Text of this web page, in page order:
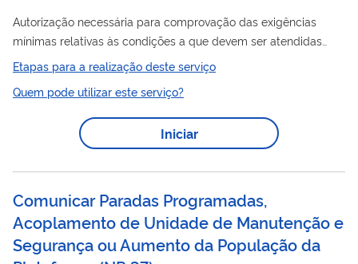
Autorização necessária para comprovação das exigências
mínimas relativas às condições a que devem ser atendidas
pelas sociedades empresárias e pelas não empresárias
(sociedades simples) que requeiram a autorização para fins de
reparoemanutençãode instrumentos de medição
regulamentados, conforme regulamento técnico metrológico
aprovado pela Portaria Inmetro Portaria n.º 65, de 28 de janeiro
empresas dos estados de Goiás, Rio...
Etapas para a realização deste serviço
Quem pode utilizar este serviço?
Iniciar
Comunicar Paradas Programadas,
Acoplamento de Unidade de Manutenção e
Segurança ou Aumento da População da